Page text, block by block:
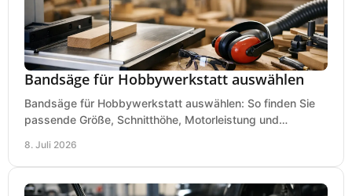
Bandsäge für Hobbywerkstatt auswählen
Bandsäge für Hobbywerkstatt auswählen: So finden Sie
passende Größe, Schnitthöhe, Motorleistung und
8. Juli 2026